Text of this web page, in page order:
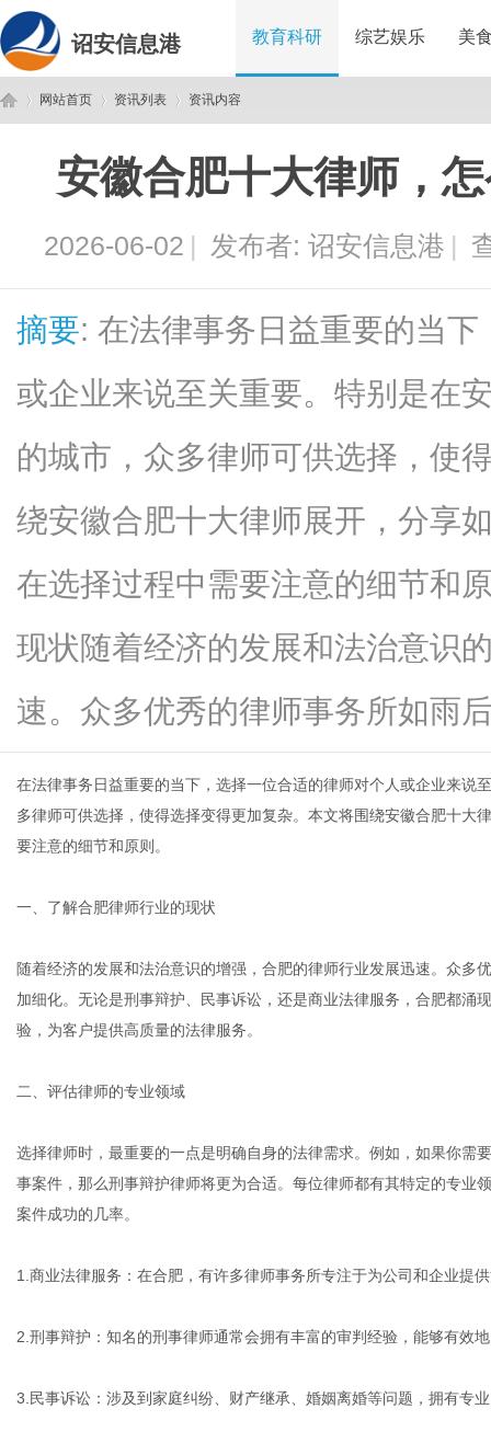
诏安信息港 教育科研 综艺娱乐 美
网站首页
›
资讯列表
›
资讯内容
安徽合肥十大律师，
2026-06-02 | 发布者: 诏安信息港 |
摘要: 在法律事务日益重要的当
或企业来说至关重要。特别是在
的城市，众多律师可供选择，使
绕安徽合肥十大律师展开，分享
在选择过程中需要注意的细节和
现状随着经济的发展和法治意识
速。众多优秀的律师事务所如雨
在法律事务日益重要的当下，选择一位合适的律师对个人或企业来说
多律师可供选择，使得选择变得更加复杂。本文将围绕安徽合肥十大
要注意的细节和原则。
一、了解合肥律师行业的现状
随着经济的发展和法治意识的增强，合肥的律师行业发展迅速。众多
加细化。无论是刑事辩护、民事诉讼，还是商业法律服务，合肥都涌
验，为客户提供高质量的法律服务。
二、评估律师的专业领域
选择律师时，最重要的一点是明确自身的法律需求。例如，如果你需
事案件，那么刑事辩护律师将更为合适。每位律师都有其特定的专业
案件成功的几率。
1.商业法律服务：在合肥，有许多律师事务所专注于为公司和企业提
2.刑事辩护：知名的刑事律师通常会拥有丰富的审判经验，能够有效
3.民事诉讼：涉及到家庭纠纷、财产继承、婚姻离婚等问题，拥有专